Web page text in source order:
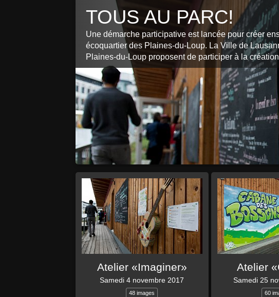
TOUS AU PARC!
Une démarche participative est lancée pour créer
écoquartier des Plaines-du-Loup. La Ville de
Plaines-du-Loup proposent de participer à la
Atelier «Imaginer»
Samedi 4 novembre 2017
48 images
Atelier
Samedi 25
60